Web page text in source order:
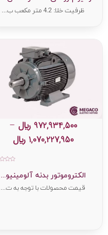
ظرفیت خلا: 4.2 متر مکعب ب...
الکتروموتور بدنه آلومینیو...
972,934,500 ﷼ –
1,070,227,950 ﷼
قیمت محصولات با توجه به ت...